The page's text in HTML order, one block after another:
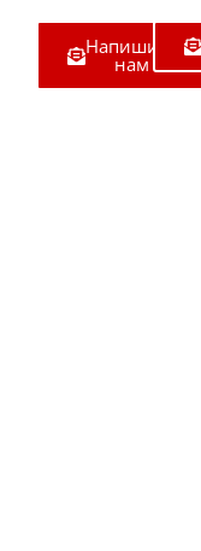
Напишите
нам